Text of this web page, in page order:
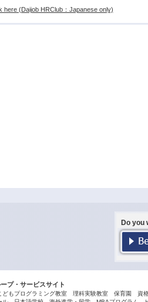
here (Daijob HRClub：Japanese only)
Do you
プ・サービスサイト
どもプログラミング教室 理科実験教室 保育園 資